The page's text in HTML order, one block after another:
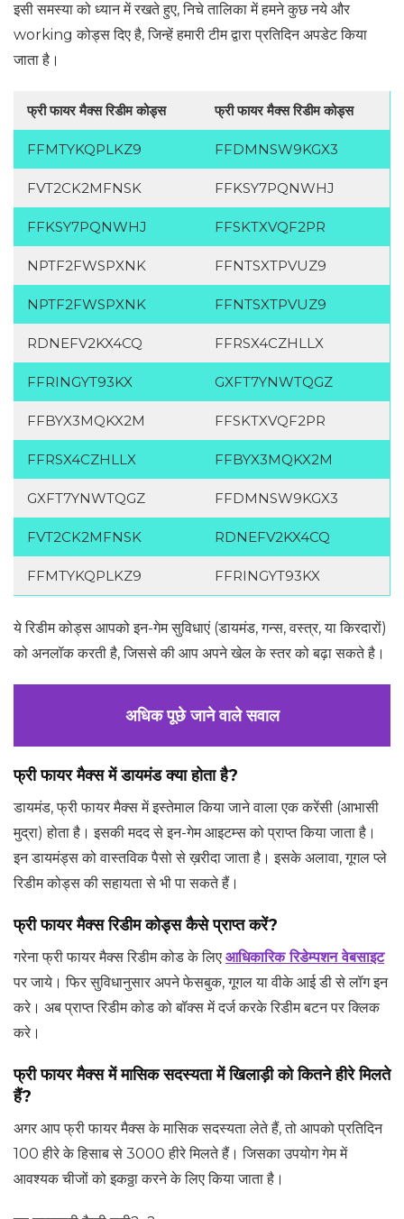
इसी समस्या को ध्यान में रखते हुए, निचे तालिका में हमने कुछ नये और
working कोड्स दिए है, जिन्हें हमारी टीम द्वारा प्रतिदिन अपडेट किया
जाता है।
फ्री फायर मैक्स रिडीम कोड्स फ्री फायर मैक्स रिडीम कोड्स
FFMTYKQPLKZ9 FFDMNSW9KGX3
FVT2CK2MFNSK FFKSY7PQNWHJ
FFKSY7PQNWHJ FFSKTXVQF2PR
NPTF2FWSPXNK FFNTSXTPVUZ9
NPTF2FWSPXNK FFNTSXTPVUZ9
RDNEFV2KX4CQ FFRSX4CZHLLX
FFRINGYT93KX GXFT7YNWTQGZ
FFBYX3MQKX2M FFSKTXVQF2PR
FFRSX4CZHLLX FFBYX3MQKX2M
GXFT7YNWTQGZ FFDMNSW9KGX3
FVT2CK2MFNSK RDNEFV2KX4CQ
FFMTYKQPLKZ9 FFRINGYT93KX
ये रिडीम कोड्स आपको इन-गेम सुविधाएं (डायमंड, गन्स, वस्त्र, या किरदारों)
को अनलॉक करती है, जिससे की आप अपने खेल के स्तर को बढ़ा सकते है।
अधिक पूछे जाने वाले सवाल
फ्री फायर मैक्स में डायमंड क्या होता है?
डायमंड, फ्री फायर मैक्स में इस्तेमाल किया जाने वाला एक करेंसी (आभासी
मुद्रा) होता है। इसकी मदद से इन-गेम आइटम्स को प्राप्त किया जाता है।
इन डायमंड्स को वास्तविक पैसो से ख़रीदा जाता है। इसके अलावा, गूगल प्ले
रिडीम कोड्स की सहायता से भी पा सकते हैं।
फ्री फायर मैक्स रिडीम कोड्स कैसे प्राप्त करें?
गरेना फ्री फायर मैक्स रिडीम कोड के लिए आधिकारिक रिडेम्पशन वेबसाइट
पर जाये। फिर सुविधानुसार अपने फेसबुक, गूगल या वीके आई डी से लॉग इन
करे। अब प्राप्त रिडीम कोड को बॉक्स में दर्ज करके रिडीम बटन पर क्लिक
करे।
फ्री फायर मैक्स में मासिक सदस्यता में खिलाड़ी को कितने हीरे मिलते
हैं?
अगर आप फ्री फायर मैक्स के मासिक सदस्यता लेते हैं, तो आपको प्रतिदिन
100 हीरे के हिसाब से 3000 हीरे मिलते हैं। जिसका उपयोग गेम में
आवश्यक चीजों को इकठ्ठा करने के लिए किया जाता है।